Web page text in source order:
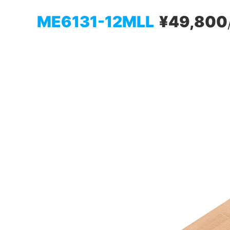
ME6131-12MLL ¥49,800